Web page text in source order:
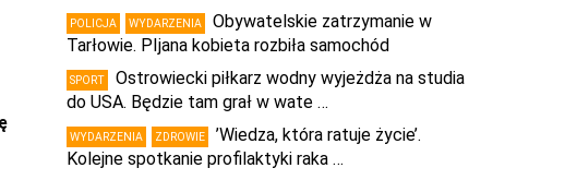
POLICJA WYDARZENIA
Obywatelskie zatrzymanie w
Tarłowie. PIjana kobieta rozbiła samochód
SPORT
Ostrowiecki piłkarz wodny wyjeżdża na studia
do USA. Będzie tam grał w wate …
WYDARZENIA ZDROWIE
’Wiedza, która ratuje życie’.
Kolejne spotkanie profilaktyki raka …